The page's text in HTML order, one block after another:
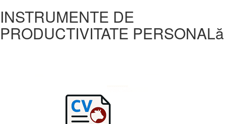
INSTRUMENTE DE
PRODUCTIVITATE PERSONALă